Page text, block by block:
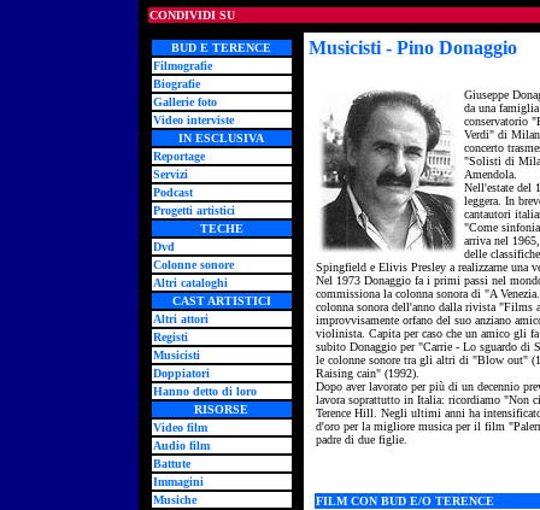
CONDIVIDI SU
BUD E TERENCE
Filmografie
Biografie
Gallerie foto
Video interviste
IN ESCLUSIVA
Reportage
Servizi
Podcast
Progetti artistici
TECHE
Dvd
Colonne sonore
Altri cataloghi
CAST ARTISTICI
Altri attori
Registi
Musicisti
Doppiatori
Hanno detto di loro
RISORSE
Video film
Audio film
Battute
Immagini
Musiche
Musicisti - Pino Donaggio
Giuseppe
da una
conservatorio
Verdi" di
concerto
"Solisti di
Amendola.
Nell'estate del
leggera. In
cantautori
"Come
arriva nel
delle
Spingfield e Elivis Presley a realizzarne una
Nel 1973 Donaggio fa i primi passi nel
commissiona la colonna sonora di "A
colonna sonora dell'anno dalla rivista
improvvisamente orfano del suo anziano
violinista. Capita per caso che un amico gli
subito Donaggio per "Carrie - Lo sguardo di
le colonne sonore tra gli altri di "Blow out"
Raising cain" (1992).
Dopo aver lavorato per più di un decennio
lavora soprattutto in Italia: ricordiamo "Non
Terence Hill. Negli ultimi anni ha
d'oro per la migliore musica per il film
padre di due figlie.
FILM CON BUD E/O TERENCE